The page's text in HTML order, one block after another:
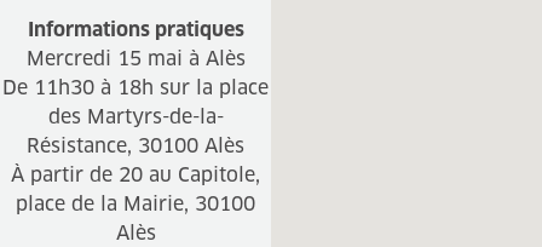
Informations pratiques
Mercredi 15 mai à Alès
De 11h30 à 18h sur la place
des Martyrs-de-la-
Résistance, 30100 Alès
À partir de 20 au Capitole,
place de la Mairie, 30100
Alès